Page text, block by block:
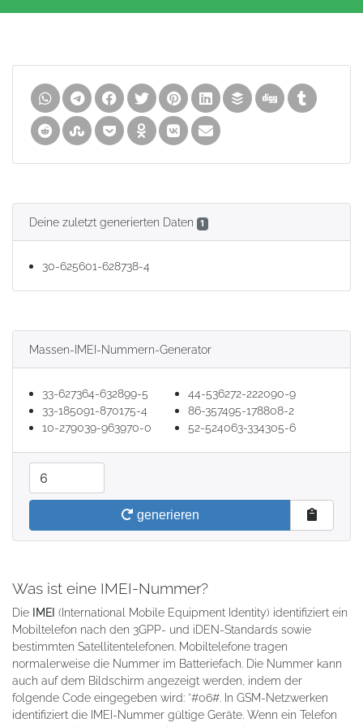
Deine zuletzt generierten Daten 1
30-625601-628738-4
Massen-IMEI-Nummern-Generator
33-627364-632899-5
44-536272-222090-9
33-185091-870175-4
86-357495-178808-2
10-279039-963970-0
52-524063-334305-6
Menge
generieren
Was ist eine IMEI-Nummer?
Die IMEI (International Mobile Equipment Identity) identifiziert ein
Mobiltelefon nach den 3GPP- und iDEN-Standards sowie
bestimmten Satellitentelefonen. Mobiltelefone tragen
normalerweise die Nummer im Batteriefach. Die Nummer kann
auch auf dem Bildschirm angezeigt werden, indem der
folgende Code eingegeben wird: *#06#. In GSM-Netzwerken
identifiziert die IMEI-Nummer gültige Geräte. Wenn ein Telefon